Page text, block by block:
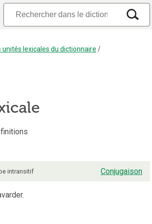
unités lexicales du dictionnaire /
intransitif Conjugaison